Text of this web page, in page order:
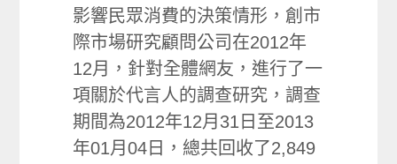
影響民眾消費的決策情形，創市
際市場研究顧問公司在2012年
12月，針對全體網友，進行了一
項關於代言人的調查研究，調查
期間為2012年12月31日至2013
年01月04日，總共回收了2,849